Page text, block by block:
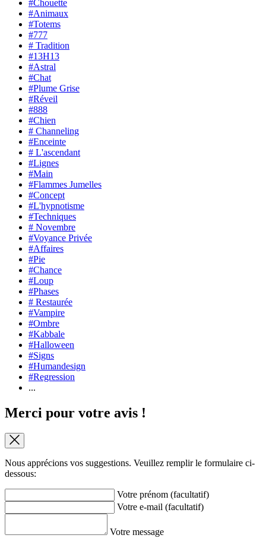
#Chouette
#Animaux
#Totems
#777
# Tradition
#13H13
#Astral
#Chat
#Plume Grise
#Réveil
#888
#Chien
# Channeling
#Enceinte
# L'ascendant
#Lignes
#Main
#Flammes Jumelles
#Concept
#L'hypnotisme
#Techniques
# Novembre
#Voyance Privée
#Affaires
#Pie
#Chance
#Loup
#Phases
# Restaurée
#Vampire
#Ombre
#Kabbale
#Halloween
#Signs
#Humandesign
#Regression
...
Merci pour votre avis !
Nous apprécions vos suggestions. Veuillez remplir le formulaire ci-
dessous:
Votre prénom (facultatif)
Votre e-mail (facultatif)
Votre message